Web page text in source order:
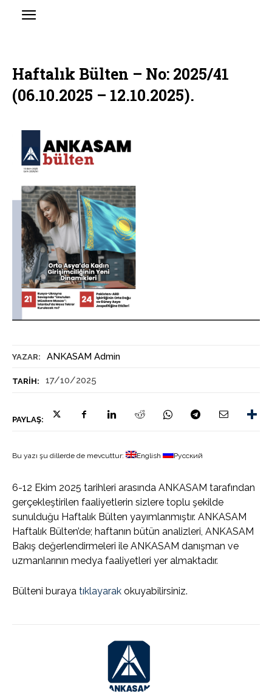
YAZAR: ANKASAM Admin
TARIH: 17/10/2025
PAYLAŞ:
Haftalık Bülten – No: 2025/41
(06.10.2025 – 12.10.2025).
Bu yazı şu dillerde de mevcuttur: English Русский
6-12 Ekim 2025 tarihleri arasında ANKASAM tarafından
gerçekleştirilen faaliyetlerin sizlere toplu şekilde
sunulduğu Haftalık Bülten yayımlanmıştır. ANKASAM
Haftalık Bülten’de; haftanın bütün analizleri, ANKASAM
Bakış değerlendirmeleri ile ANKASAM danışman ve
uzmanlarının medya faaliyetleri yer almaktadır.
Bülteni buraya tıklayarak okuyabilirsiniz.